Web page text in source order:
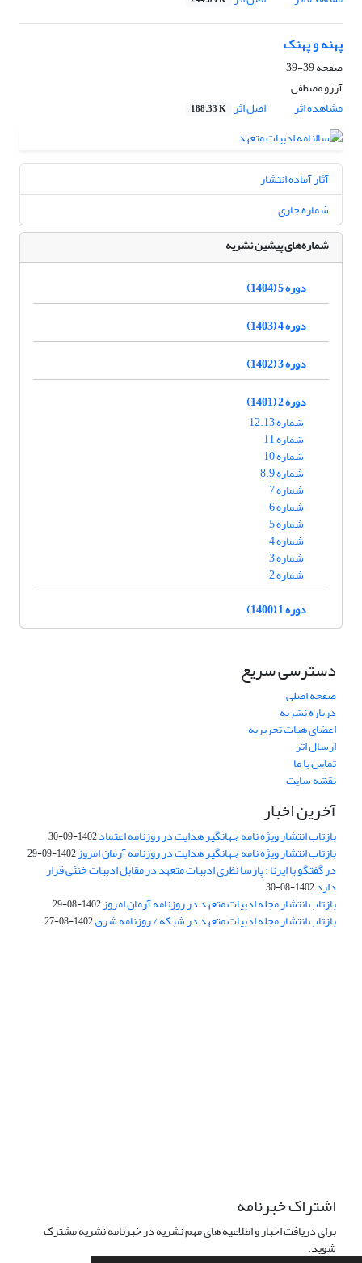
پهنه و پهنک
صفحه39-39
آرزو مصطفی
مشاهده اثر
اصل اثر 188.33 K
آثار آماده انتشار
شماره جاری
شماره‌های پیشین نشریه
دوره 5 (1404)
دوره 4 (1403)
دوره 3 (1402)
دوره 2 (1401)
شماره 12.13
شماره 11
شماره 10
شماره 8.9
شماره 7
شماره 6
شماره 5
شماره 4
شماره 3
شماره 2
دوره 1 (1400)
دسترسی سریع
صفحه اصلی
درباره نشریه
اعضای هیات تحریریه
ارسال اثر
تماس با ما
نقشه سایت
آخرین اخبار
بازتاب انتشار ویژه نامه جهانگیر هدایت در روزنامه اعتماد1402-09-30
بازتاب انتشار ویژه نامه جهانگیر هدایت در روزنامه آرمان امروز1402-09-29
در گفتگو با ایرنا : پارسا نظری ادبیات متعهد در مقابل ادبیات خنثی قرار
دارد1402-08-30
بازتاب انتشار مجله ادبیات متعهد در روزنامه آرمان امروز1402-08-29
بازتاب انتشار مجله ادبیات متعهد در شبکه / روزنامه شرق1402-08-27
اشتراک خبرنامه
برای دریافت اخبار و اطلاعیه های مهم نشریه در خبرنامه نشریه مشترک
شوید.